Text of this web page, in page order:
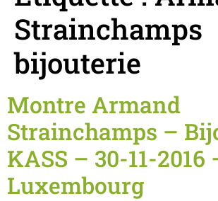
Strainchamps
bijouterie
Montre Armand
Strainchamps –
KASS – 30-11-2016
Luxembourg